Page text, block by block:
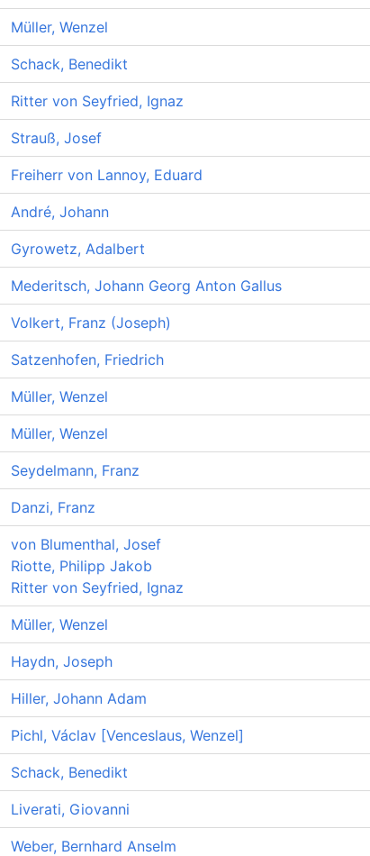
Müller, Wenzel
Schack, Benedikt
Ritter von Seyfried, Ignaz
Strauß, Josef
Freiherr von Lannoy, Eduard
André, Johann
Gyrowetz, Adalbert
Mederitsch, Johann Georg Anton Gallus
Volkert, Franz (Joseph)
Satzenhofen, Friedrich
Müller, Wenzel
Müller, Wenzel
Seydelmann, Franz
Danzi, Franz
von Blumenthal, Josef
Riotte, Philipp Jakob
Ritter von Seyfried, Ignaz
Müller, Wenzel
Haydn, Joseph
Hiller, Johann Adam
Pichl, Václav [Venceslaus, Wenzel]
Schack, Benedikt
Liverati, Giovanni
Weber, Bernhard Anselm